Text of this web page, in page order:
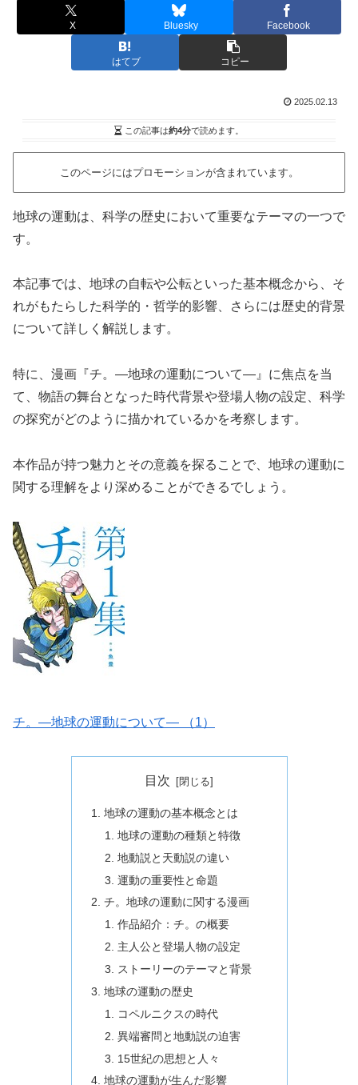
X Bluesky Facebook
はてブ コピー
2025.02.13
この記事は約4分で読めます。
このページにはプロモーションが含まれています。
地球の運動は、科学の歴史において重要なテーマの一つで
す。
本記事では、地球の自転や公転といった基本概念から、そ
れがもたらした科学的・哲学的影響、さらには歴史的背景
について詳しく解説します。
特に、漫画『チ。―地球の運動について―』に焦点を当
て、物語の舞台となった時代背景や登場人物の設定、科学
の探究がどのように描かれているかを考察します。
本作品が持つ魅力とその意義を探ることで、地球の運動に
関する理解をより深めることができるでしょう。
チ。―地球の運動について― （1）
目次
地球の運動の基本概念とは
地球の運動の種類と特徴
地動説と天動説の違い
運動の重要性と命題
チ。地球の運動に関する漫画
作品紹介：チ。の概要
主人公と登場人物の設定
ストーリーのテーマと背景
地球の運動の歴史
コペルニクスの時代
異端審問と地動説の迫害
15世紀の思想と人々
地球の運動が生んだ影響